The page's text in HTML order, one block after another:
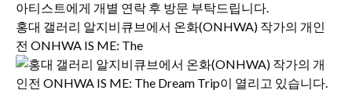
홍대 갤러리 알지비큐브에서 온화(ONHWA) 작가의 개인
전 ONHWA IS ME: The